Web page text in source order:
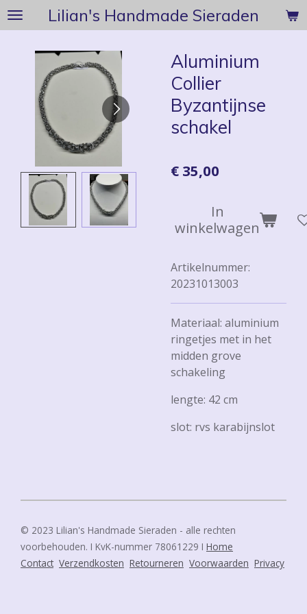
Ga
direct
hoofdinhoud
Lilian's Handmade Sieraden
Aluminium
Collier
Byzantijnse
schakel
€ 35,00
In
winkelwagen
Artikelnummer:
20231013003
Materiaal: aluminium
ringetjes met in het
midden grove
schakeling
lengte: 42 cm
slot: rvs karabijnslot
© 2023 Lilian's Handmade Sieraden - alle rechten
voorbehouden. I KvK-nummer 78061229 I Home
Contact Verzendkosten Retourneren Voorwaarden Privacy